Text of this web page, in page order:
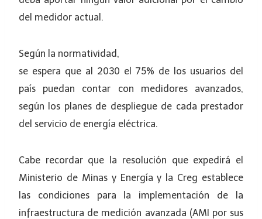
del medidor actual.
Según la normatividad,
se espera que al 2030 el 75% de los usuarios del
país puedan contar con medidores avanzados,
según los planes de despliegue de cada prestador
del servicio de energía eléctrica.
Cabe recordar que la resolución que expedirá el
Ministerio de Minas y Energía y la Creg establece
las condiciones para la implementación de la
infraestructura de medición avanzada (AMI por sus